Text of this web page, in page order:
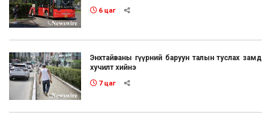
6 цаг
Энхтайваны гүүрний баруун талын туслах замд
хучилт хийнэ
7 цаг